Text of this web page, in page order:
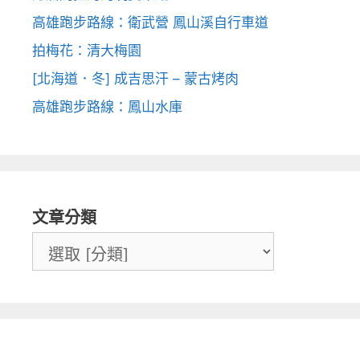
高雄跑步路線：衛武營 鳳山溪自行車道
拍梅花：清大梅園
[北海道．冬] 成吉思汗 – 蒙古烤肉
高雄跑步路線：鳳山水庫
文章分類